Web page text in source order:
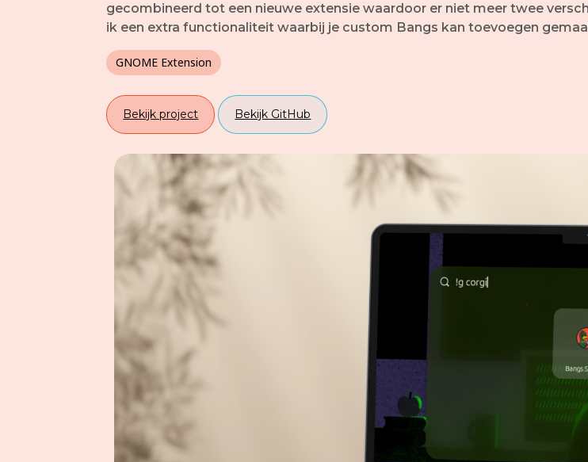
gecombineerd tot een nieuwe extensie waardoor er niet meer twee
ik een extra functionaliteit waarbij je custom Bangs kan toevoegen
GNOME Extension
Bekijk project Bekijk GitHub